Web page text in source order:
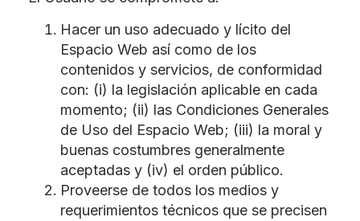
Hacer un uso adecuado y lícito del
Espacio Web así como de los
contenidos y servicios, de conformidad
con: (i) la legislación aplicable en cada
momento; (ii) las Condiciones Generales
de Uso del Espacio Web; (iii) la moral y
buenas costumbres generalmente
aceptadas y (iv) el orden público.
Proveerse de todos los medios y
requerimientos técnicos que se precisen